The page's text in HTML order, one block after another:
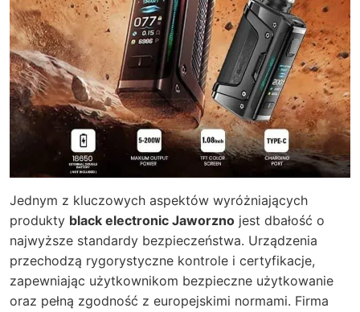
Jednym z kluczowych aspektów wyróżniających
produkty black electronic Jaworzno jest dbałość o
najwyższe standardy bezpieczeństwa. Urządzenia
przechodzą rygorystyczne kontrole i certyfikacje,
zapewniając użytkownikom bezpieczne użytkowanie
oraz pełną zgodność z europejskimi normami. Firma